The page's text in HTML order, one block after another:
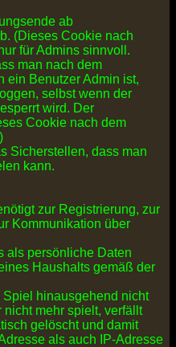
ab
(Dieses Cookie nach
für Admins sinnvoll.
man nach dem
ein Benutzer Admin ist,
selbst wenn der
wird. Der
Cookie nach dem
Sicherstellen, dass man
kann.
zur Registrierung, zur
Kommunikation über
als persönliche Daten
Haushalts gemäß der
hinausgehend nicht
mehr spielt, verfällt
gelöscht und damit
als auch IP-Adresse